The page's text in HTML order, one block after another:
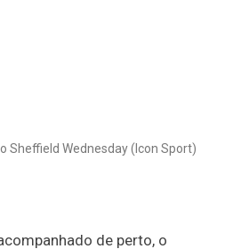
Sheffield Wednesday (Icon Sport)
de perto, o